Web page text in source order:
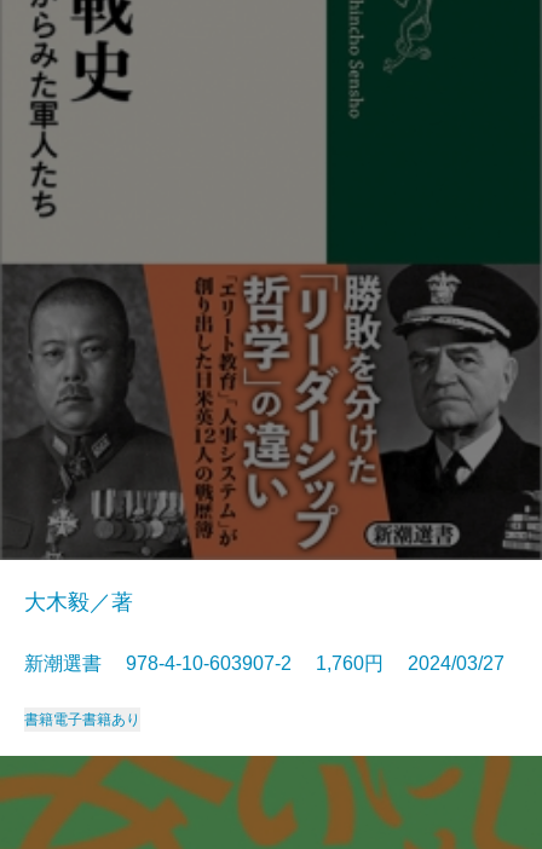
大木毅／著
新潮選書 978-4-10-603907-2 1,760円 2024/03/27
書籍電子書籍あり